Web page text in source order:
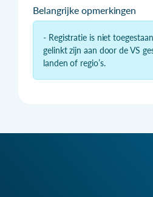
Belangrijke opmerkingen
- Registratie is niet
gelinkt zijn aan door de VS
landen of regio’s.